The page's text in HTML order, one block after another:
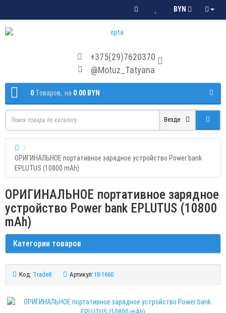
BYN
+375(29)7620370
@Motuz_Tatyana
0 Tоваров, на 0.00 BYN
Везде
ОРИГИНАЛЬНОЕ портативное зарядное устройство Power bank
EPLUTUS (10800 mAh)
ОРИГИНАЛЬНОЕ портативное зарядное
устройство Power bank EPLUTUS (10800
mAh)
Категории товаров
Код: Trade8 Артикул: t8-1660